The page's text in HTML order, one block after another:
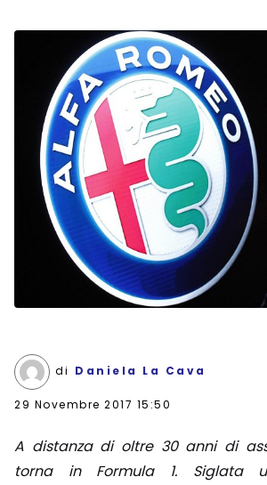
di Daniela La Cava
29 Novembre 2017 15:50
A distanza di oltre 30 anni di
torna in Formula 1. Siglata